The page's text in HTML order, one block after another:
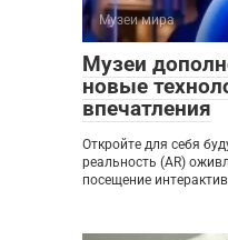
Музеи мира
Музеи
новые
впечатления
Откройте для себя
реальность (AR)
посещение